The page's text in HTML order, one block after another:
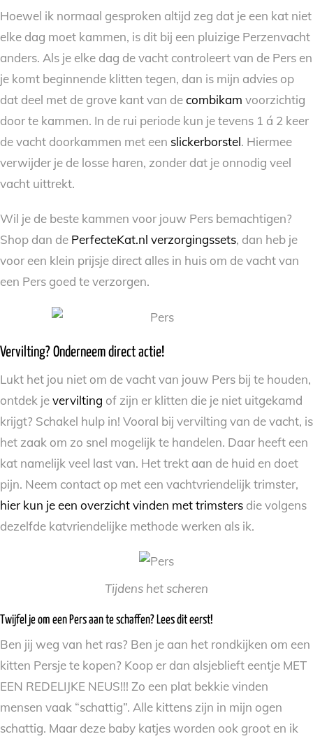
Hoewel ik normaal gesproken altijd zeg dat je een kat niet
elke dag moet kammen, is dit bij een pluizige Perzenvacht
anders. Als je elke dag de vacht controleert van de Pers en
je komt beginnende klitten tegen, dan is mijn advies op
dat deel met de grove kant van decombikam voorzichtig
door te kammen. In de rui periode kun je tevens 1 á 2 keer
de vacht doorkammen met een slickerborstel. Hiermee
verwijder je de losse haren, zonder dat je onnodig veel
vacht uittrekt.
Wil je de beste kammen voor jouw Pers bemachtigen?
Shop dan de PerfecteKat.nl verzorgingssets, dan heb je
voor een klein prijsje direct alles in huis om de vacht van
een Pers goed te verzorgen.
Vervilting? Onderneem direct actie!
Lukt het jou niet om de vacht van jouw Pers bij te houden,
ontdek jevervilting of zijn er klitten die je niet uitgekamd
krijgt? Schakel hulp in! Vooral bij vervilting van de vacht, is
het zaak om zo snel mogelijk te handelen. Daar heeft een
kat namelijk veel last van. Het trekt aan de huid en doet
pijn. Neem contact op met een vachtvriendelijk trimster,
hier kun je een overzicht vinden met trimsters die volgens
dezelfde katvriendelijke methode werken als ik.
Tijdens het scheren
Twijfel je om een Pers aan te schaffen? Lees dit eerst!
Ben jij weg van het ras? Ben je aan het rondkijken om een
kitten Persje te kopen? Koop er dan alsjeblieft eentje MET
EEN REDELIJKE NEUS!!! Zo een plat bekkie vinden
mensen vaak “schattig”. Alle kittens zijn in mijn ogen
schattig. Maar deze baby katjes worden ook groot en ik